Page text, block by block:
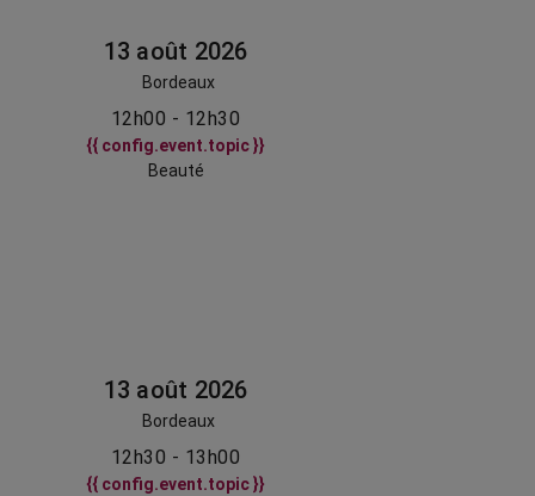
13 août 2026
Bordeaux
12h00 - 12h30
{{ config.event.topic }}
Beauté
13 août 2026
Bordeaux
12h30 - 13h00
{{ config.event.topic }}